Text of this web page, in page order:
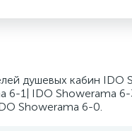
душевых кабин IDO
6-1| IDO Showerama
Showerama 6-0.